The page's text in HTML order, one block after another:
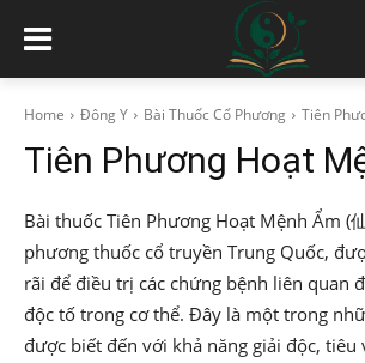
Home Đông Y Bài Thuốc Cổ Phương Tiên
Tiên Phương Hoạt
Bài thuốc Tiên Phương Hoạt Mệnh Ẩm (
phương thuốc cổ truyền Trung Quốc,
rãi để điều trị các chứng bệnh liên quan
độc tố trong cơ thể. Đây là một trong
được biết đến với khả năng giải độc, tiêu